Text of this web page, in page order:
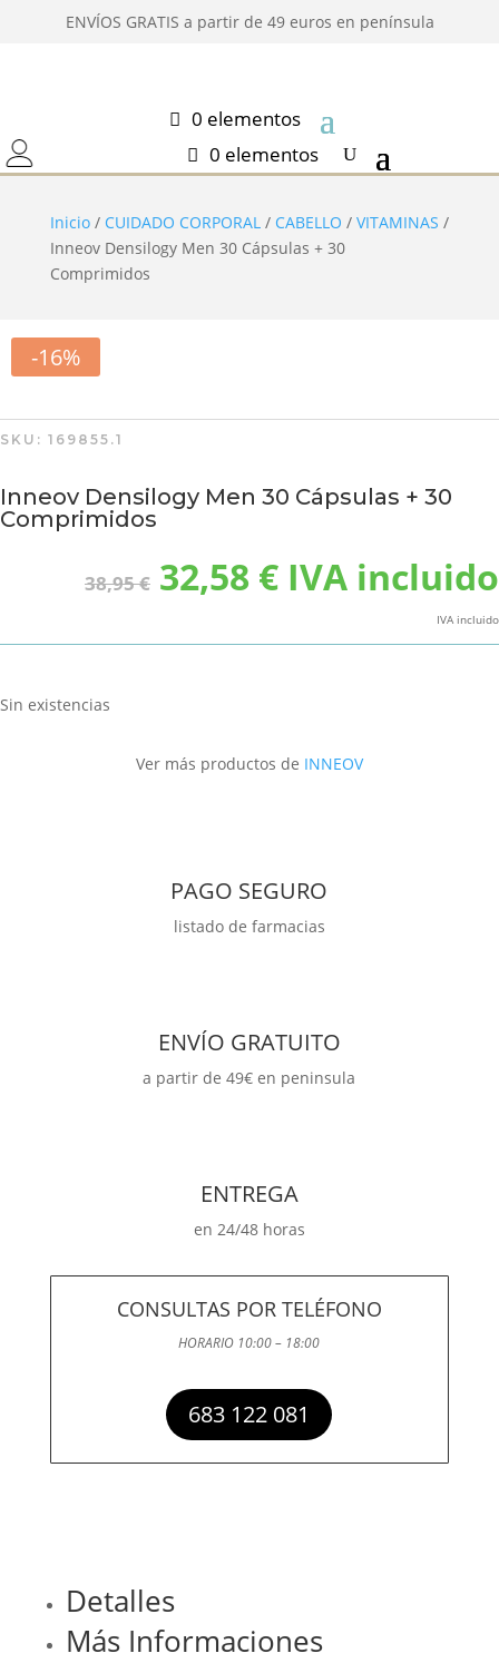
ENVÍOS GRATIS a partir de 49 euros en península
0 elementos
0 elementos
Inicio/ CUIDADO CORPORAL/ CABELLO / VITAMINAS /
Inneov Densilogy Men 30 Cápsulas + 30
Comprimidos
-16%
SKU: 169855.1
Inneov Densilogy Men 30 Cápsulas + 30
Comprimidos
38,95€ El
precio
era:
32,58 €El
precio
es:
IVA incluido
IVA incluido
Sin existencias
Ver más productos de INNEOV
PAGO SEGURO
listado de farmacias
ENVÍO GRATUITO
a partir de 49€ en peninsula
ENTREGA
en 24/48 horas
CONSULTAS POR TELÉFONO
HORARIO 10:00 – 18:00
683 122 081
Detalles
Más Informaciones